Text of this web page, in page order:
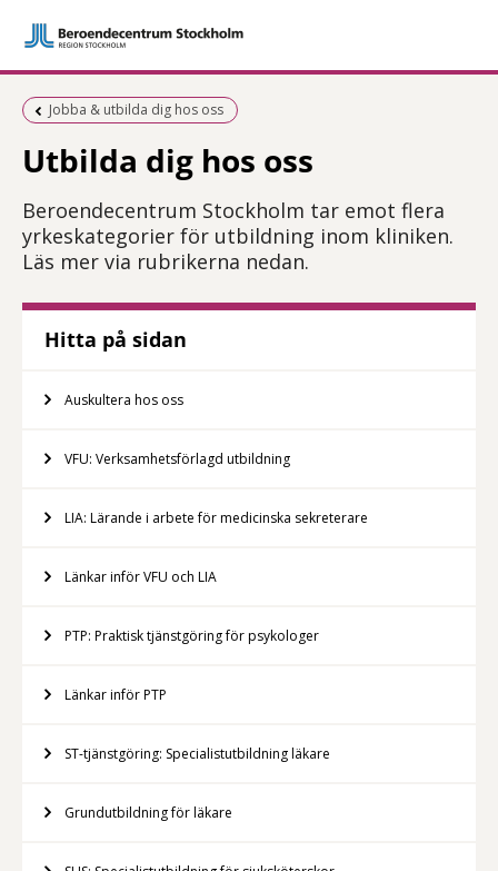
Föregående sida:
Jobba & utbilda dig hos oss
Utbilda dig hos oss
Beroendecentrum Stockholm tar emot flera
yrkeskategorier för utbildning inom kliniken.
Läs mer via rubrikerna nedan.
Hitta på sidan
Auskultera hos oss
VFU: Verksamhetsförlagd utbildning
LIA: Lärande i arbete för medicinska sekreterare
Länkar inför VFU och LIA
PTP: Praktisk tjänstgöring för psykologer
Länkar inför PTP
ST-tjänstgöring: Specialistutbildning läkare
Grundutbildning för läkare